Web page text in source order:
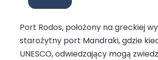
Port Rodos, położony na greckiej
starożytny port Mandraki, gdzie
UNESCO, odwiedzający mogą